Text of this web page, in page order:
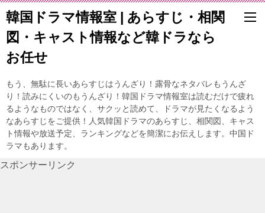
韓国ドラマ情報室 | あらすじ・相関
図・キャスト情報など韓ドラなら
お任せ
もう、無駄に長いあらすじはうんざり！露骨なネタバレもうんざ
り！読みにくいのもうんざり！韓国ドラマ情報室は読むだけで疲れ
るようなものではなく、サクッと読めて、ドラマが見たくなるよう
なあらすじをご提供！人気韓国ドラマのあらすじ、相関図、キャス
ト情報や放送予定、ランキングなどを簡潔にお伝えします。中国ド
ラマもあります。
スポンサーリンク